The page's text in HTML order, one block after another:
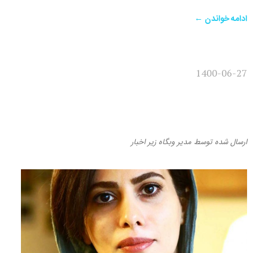
ادامه خواندن ←
1400-06-27
ارسال شدهتوسط مدیر وبگاه زیراخبار